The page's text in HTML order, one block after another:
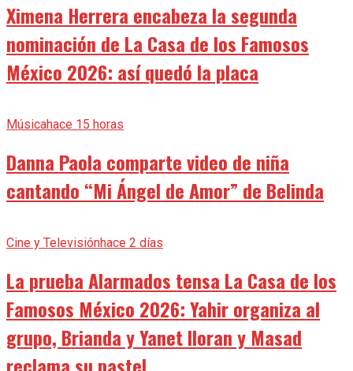
Ximena Herrera encabeza la segunda
nominación de La Casa de los Famosos
México 2026: así quedó la placa
Músicahace 15 horas
Danna Paola comparte video de niña
cantando “Mi Ángel de Amor” de Belinda
Cine y Televisiónhace 2 días
La prueba Alarmados tensa La Casa de los
Famosos México 2026: Yahir organiza al
grupo, Brianda y Yanet lloran y Masad